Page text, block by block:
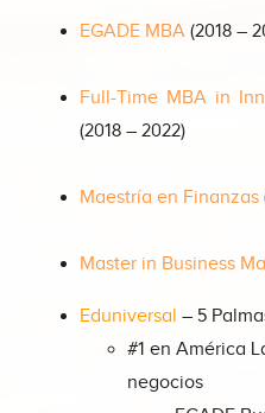
EGADE MBA (2018 –
Full-Time MBA in
(2018 – 2022)
Maestría en Finanzas
Master in Business
Eduniversal – 5
#1 en América
negocios